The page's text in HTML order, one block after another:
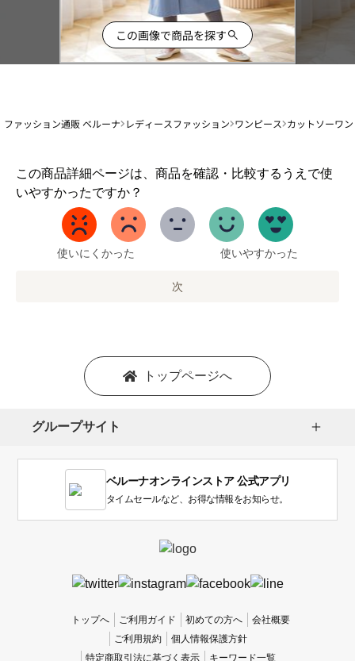
この画像で商品を探す
ファッション通販 ベルーナ レディースファッション ワンピース カットソーワ
この商品詳細ページは、商品を確認・比較するうえで使
いやすかったですか？
1
か
い
使いにくかった 使いやすかった
次
トップページへ
グループサイト
ベルーナオンラインストア 公式アプリ
タイムセールなど、お得な情報をお知らせ。
トップへ ご利用ガイド 初めての方へ
会社概要
ご利用規約
個人情報保護方針
特定商取引法に基づく表示
キーワード一覧